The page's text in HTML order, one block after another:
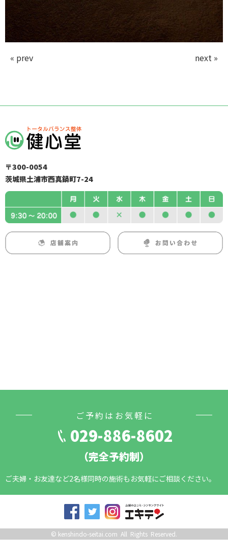
« prev next »
〒300-0054
茨城県土浦市西真鍋町7-24
ご予約はお気軽に
029-886-8602
（完全予約制）
ご夫婦・お友達など2名様同時の施術もお気軽にご相談ください。
© kenshindo-seitai.com All Rights Reserved.